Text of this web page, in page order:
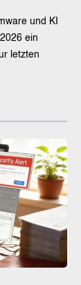
und KI
ein
letzten